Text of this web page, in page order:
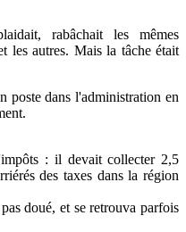
rabâchait les mêmes
les autres. Mais la tâche était
poste dans l'administration en
: il devait collecter 2,5
des taxes dans la région
doué, et se retrouva parfois